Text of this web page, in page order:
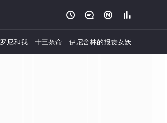
   
罗尼和我 十三条命 伊尼舍林的报丧女妖